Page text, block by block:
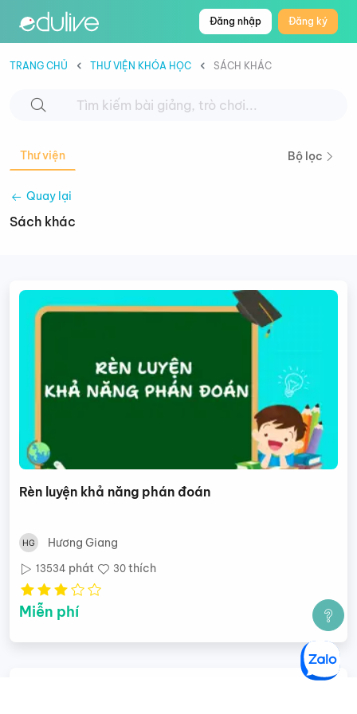
Đăng nhập Đăng ký
TRANG CHỦ THƯ VIỆN KHÓA HỌC SÁCH KHÁC
Thư viện Bộ lọc
Quay lại
Sách khác
Rèn luyện khả năng phán đoán
Hương Giang
13534 phát 30 thích
Miễn phí